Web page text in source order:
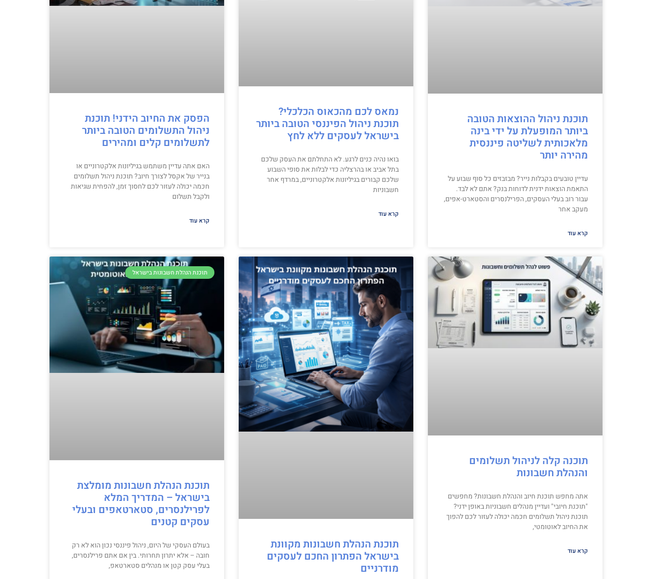
תוכנת ניהול ההוצאות הטובה
ביותר המופעלת על ידי בינה
מלאכותית לשליטה פיננסית
מהירה יותר
עדיין טובעים בקבלות נייר? מבזבזים כל סוף שבוע על
התאמת הוצאות ידנית לדוחות בנק? אתם לא לבד.
עבור רוב בעלי העסקים, הפרילנסרים והסטארט-אפים,
מעקב אחר
קרא עוד
נמאס לכם מהכאוס הכלכלי?
תוכנת ניהול הפיננסי הטובה ביותר
בישראל לעסקים ללא לחץ
בואו נהיה כנים לרגע. לא התחלתם את העסק שלכם
בתל אביב או בהרצליה כדי לבלות את סופי השבוע
שלכם קבורים בגיליונות אלקטרוניים, במרדף אחר
חשבוניות
קרא עוד
הפסק את החיוב הידני! תוכנת
ניהול התשלומים הטובה ביותר
לתשלומים קלים ומהירים
האם אתה עדיין משתמש בגיליונות אלקטרוניים או
בנייר של אקסל לצורך חיוב? תוכנת ניהול תשלומים
חכמה יכולה לעזור לכם לחסוך זמן, להפחית שגיאות
ולקבל תשלום
קרא עוד
תוכנה קלה לניהול תשלומים
והנהלת חשבונות
אתה מחפש תוכנת חיוב והנהלת חשבונות? מחפשים
"תוכנת חיובי" ועדיין מנהלים חשבוניות באופן ידני?
תוכנת ניהול תשלומים חכמה יכולה לעזור לכם להפוך
את החיוב לאוטומטי,
קרא עוד
תוכנת הנהלת חשבונות מקוונת
בישראל הפתרון החכם לעסקים
מודרניים
תוכנת הנהלת חשבונות בישראל
תוכנת הנהלת חשבונות מומלצת
בישראל – המדריך המלא
לפרילנסרים, סטארטאפים ובעלי
עסקים קטנים
בעולם העסקי של היום, ניהול פיננסי נכון הוא לא רק
חובה – אלא יתרון תחרותי. בין אם אתם פרילנסרים,
בעלי עסק קטן או מנהלים סטארטאפ,